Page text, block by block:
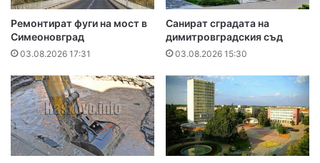
Ремонтират фуги на мост в
Симеоновград
03.08.2026 17:31
Санират сградата на
димитровградския съд
03.08.2026 15:30